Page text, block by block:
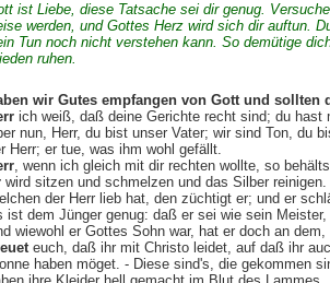
ist Liebe, diese Tatsache sei dir genug.
werden, und Gottes Herz wird sich dir auftun.
Tun noch nicht verstehen kann. So demütige
ruhen.
wir Gutes empfangen von Gott und sollten
ich weiß, daß deine Gerichte recht sind; du hast
nun, Herr, du bist unser Vater; wir sind Ton, du
Herr; er tue, was ihm wohl gefällt.
, wenn ich gleich mit dir rechten wollte, so
wird sitzen und schmelzen und das Silber reinigen.
der Herr lieb hat, den züchtigt er; und er
ist dem Jünger genug: daß er sei wie sein
wiewohl er Gottes Sohn war, hat er doch an
euch, daß ihr mit Christo leidet, auf daß ihr
haben möget. - Diese sind's, die gekommen